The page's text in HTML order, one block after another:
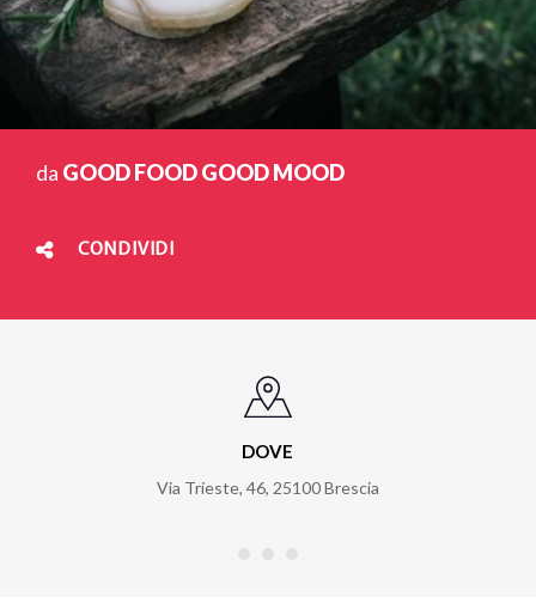
da GOOD FOOD GOOD MOOD
CONDIVIDI
DOVE
Via Trieste, 46, 25100 Brescia